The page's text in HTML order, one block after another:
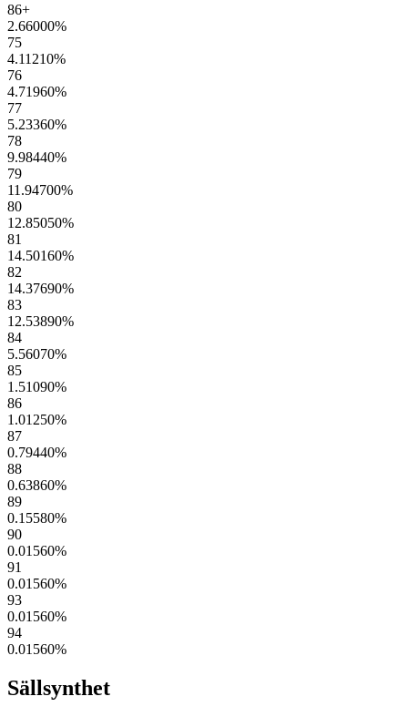
86+
2.66000%
75
4.11210%
76
4.71960%
77
5.23360%
78
9.98440%
79
11.94700%
80
12.85050%
81
14.50160%
82
14.37690%
83
12.53890%
84
5.56070%
85
1.51090%
86
1.01250%
87
0.79440%
88
0.63860%
89
0.15580%
90
0.01560%
91
0.01560%
93
0.01560%
94
0.01560%
Sällsynthet